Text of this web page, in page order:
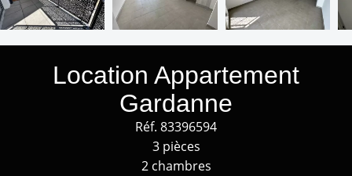
Location Appartement
Gardanne
Réf. 83396594
3 pièces
2 chambres